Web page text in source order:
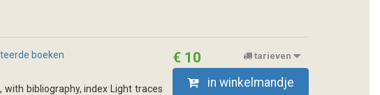
boeken
bibliography, index Light traces
€ 10 tarieven
in winkelmandje